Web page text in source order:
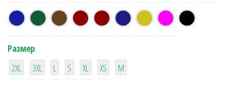
Размер
38
2XL
16
3XL
42
L
42
S
42
XL XS
М